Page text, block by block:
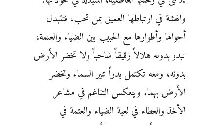
والهشة في ارتباطها العميق بمن تحب، فتتبدل
أحوالها وأطوارها مع الحبيب بين الضياء والعتمة،
تبدو بدونه هلالاً رقيقاً شاحباً ولا تخضر الأرض
بدونه، ومعه تكتمل بدراً تنير السماء وتخضر
الأرض بهما. وينعكس التناغم في مشاعر
الأخذ والعطاء في لعبة الضياء والعتمة في